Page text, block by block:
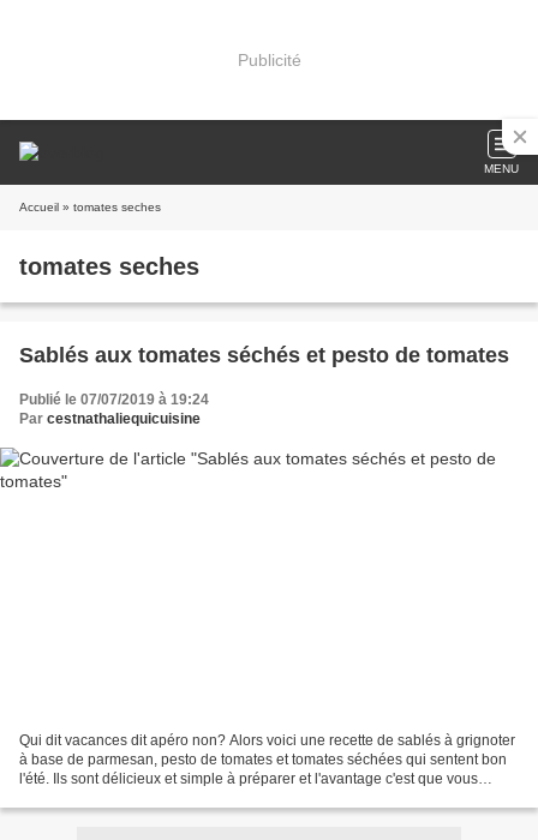
Publicité
MENU
Accueil » tomates seches
tomates seches
Sablés aux tomates séchés et pesto de tomates
Publié le 07/07/2019 à 19:24
Par cestnathaliequicuisine
Qui dit vacances dit apéro non? Alors voici une recette de sablés à grignoter
à base de parmesan, pesto de tomates et tomates séchées qui sentent bon
l'été. Ils sont délicieux et simple à préparer et l'avantage c'est que vous